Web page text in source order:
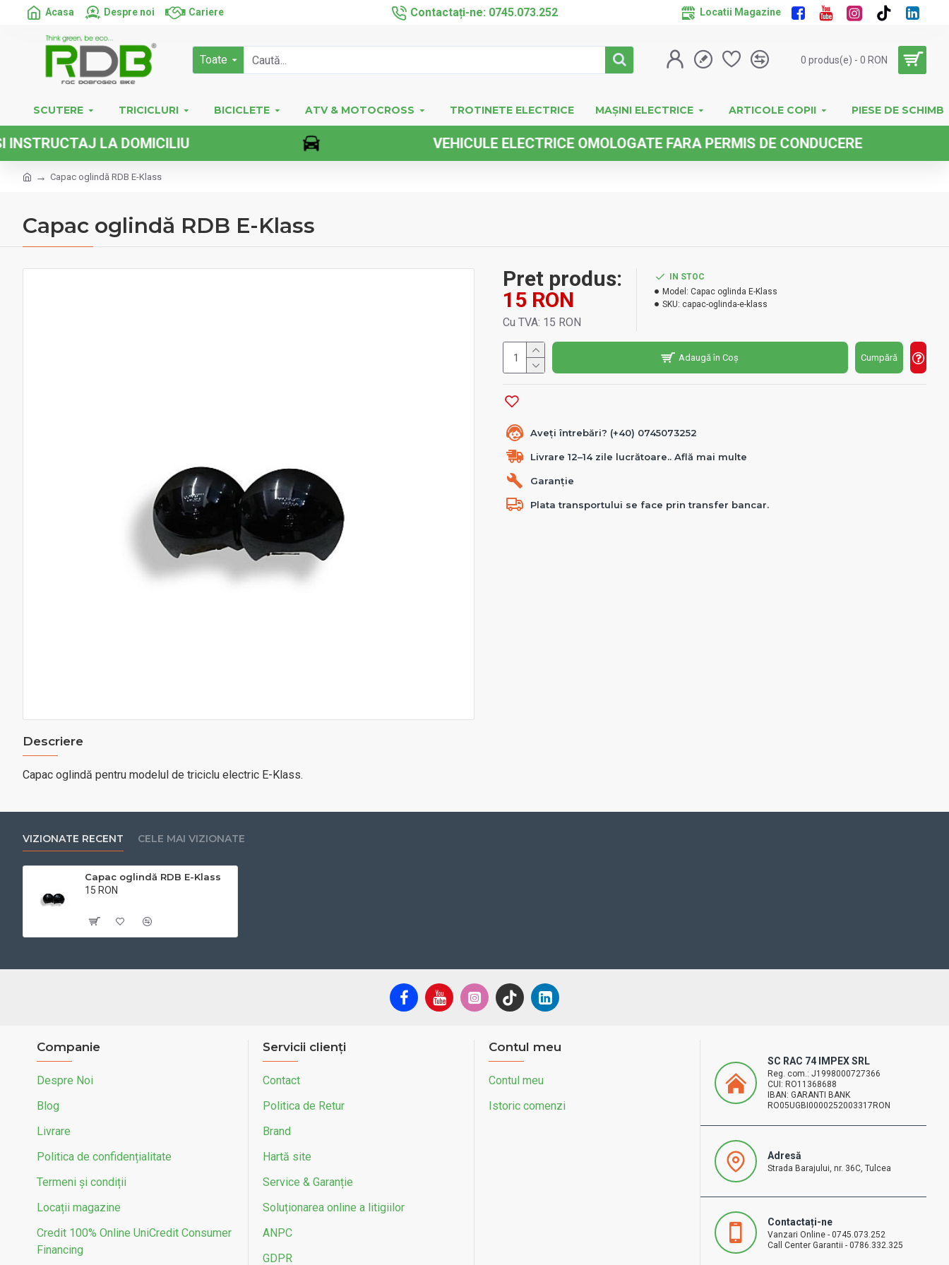
Acasa Despre noi Cariere Contactați-ne: 0745.073.252 Locatii Magazine
Toate 0 produs(e) - 0 RON
SCUTERE TRICICLURI BICICLETE ATV & MOTOCROSS TROTINETE ELECTRICE MAȘINI ELECTRICE ARTICOLE COPII PIESE DE SCHIMB
LA DOMICILIU VEHICULE ELECTRICE OMOLOGATE FARA PERMIS DE CONDUCERE
Capac oglindă RDB E-Klass
Capac oglindă RDB E-Klass
Descriere
Capac oglindă pentru modelul de triciclu electric E-Klass.
Pret produs:
15 RON
Cu TVA: 15 RON
IN STOC
Model: Capac oglinda E-Klass
SKU: capac-oglinda-e-klass
Adaugă în Coș Cumpără
Aveți întrebări? (+40) 0745073252
Livrare 12–14 zile lucrătoare.. Află mai multe
Garanție
Plata transportului se face prin transfer bancar.
VIZIONATE RECENT CELE MAI VIZIONATE
Capac oglindă RDB E-Klass
15 RON
Companie
Despre Noi
Blog
Livrare
Politica de confidențialitate
Termeni și condiții
Locații magazine
Credit 100% Online UniCredit Consumer
Financing
Servicii clienți
Contact
Politica de Retur
Brand
Hartă site
Service & Garanție
Soluționarea online a litigiilor
ANPC
GDPR
Contul meu
Contul meu
Istoric comenzi
SC RAC 74 IMPEX SRL
Reg. com.: J1998000727366
CUI: RO11368688
IBAN: GARANTI BANK
RO05UGBI0000252003317RON
Adresă
Strada Barajului, nr. 36C, Tulcea
Contactați-ne
Vanzari Online - 0745.073.252
Call Center Garantii - 0786.332.325